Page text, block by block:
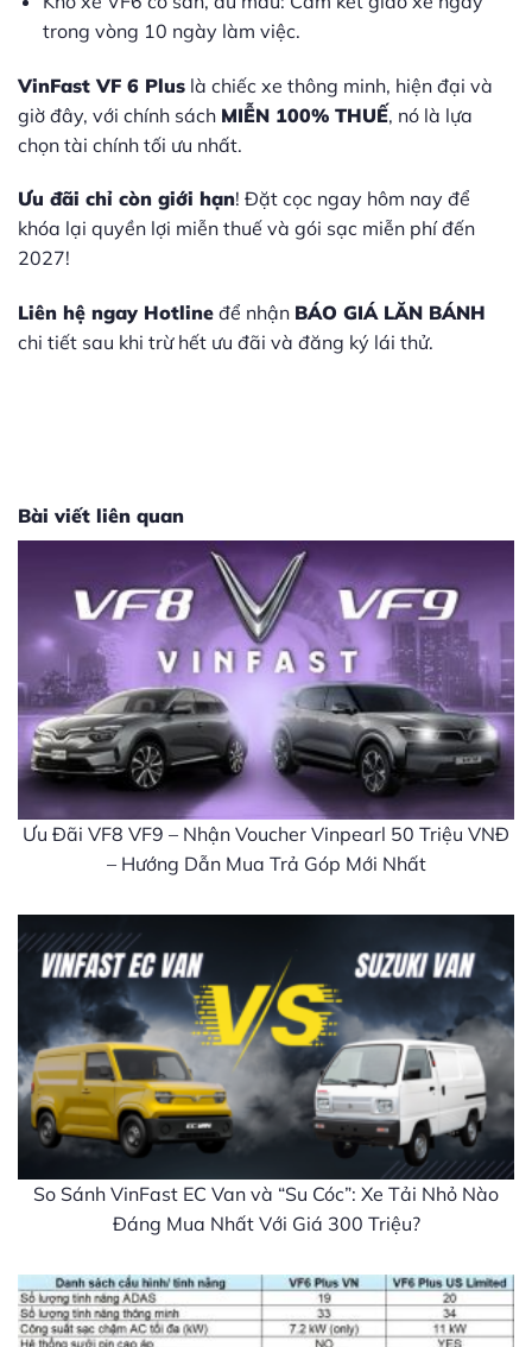
trong vòng 10 ngày làm việc.
VinFast VF 6 Plus là chiếc xe thông minh, hiện đại và
giờ đây, với chính sách MIỄN 100% THUẾ, nó là lựa
chọn tài chính tối ưu nhất.
Ưu đãi chỉ còn giới hạn! Đặt cọc ngay hôm nay để
khóa lại quyền lợi miễn thuế và gói sạc miễn phí đến
2027!
Liên hệ ngay Hotline để nhận BÁO GIÁ LĂN BÁNH
chi tiết sau khi trừ hết ưu đãi và đăng ký lái thử.
Bài viết liên quan
Ưu Đãi VF8 VF9 – Nhận Voucher Vinpearl 50 Triệu VNĐ
– Hướng Dẫn Mua Trả Góp Mới Nhất
So Sánh VinFast EC Van và “Su Cóc”: Xe Tải Nhỏ Nào
Đáng Mua Nhất Với Giá 300 Triệu?